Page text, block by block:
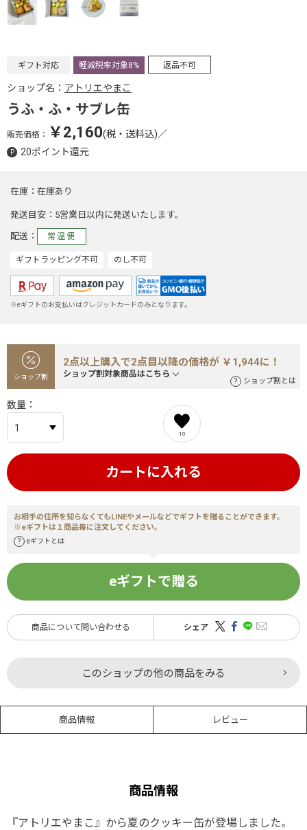
ギフト対応 軽減税率対象8% 返品不可
ショップ名： アトリエやまこ
うふ・ふ・サブレ缶
販売価格： ￥2,160(税・送料込)／
20ポイント還元
在庫 在庫あり
発送目安 5営業日以内に発送いたします。
配送 常温便
ギフトラッピング不可 のし不可
※eギフトのお支払いはクレジットカードのみとなります。
ショップ割
2点以上購入で2点目以降の価格が ￥1,944に！
ショップ割対象商品はこちら
ショップ割とは
数量
10
カートに入れる
お相手の住所を知らなくてもLINEやメールなどでギフトを贈ることができます。
※eギフトは１商品毎に注文してください。
eギフトとは
eギフトで贈る
商品について問い合わせる シェア
このショップの他の商品をみる
商品情報 レビュー
商品情報
『アトリエやまこ』から夏のクッキー缶が登場しました。